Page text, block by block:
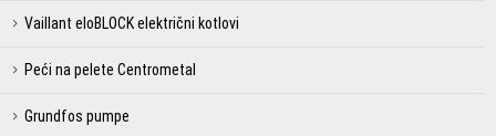
Vaillant eloBLOCK električni kotlovi
Peći na pelete Centrometal
Grundfos pumpe